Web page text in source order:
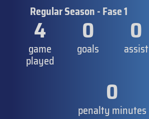
Regular Season - Fase 1
4
game
played
0
goals
0
assist
0
penalty minutes